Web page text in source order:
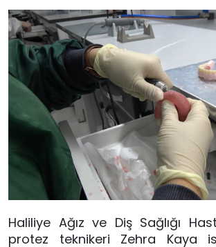
Haliliye Ağız ve Diş Sağlığı
protez teknikeri Zehra Kaya